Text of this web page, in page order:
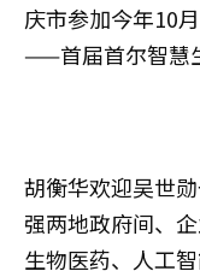
庆市参加今年10
——首届首尔智慧
胡衡华欢迎吴世
强两地政府间、
生物医药、人工